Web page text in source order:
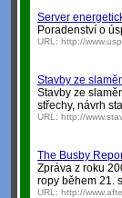
Server
Poradenství o
URL: http://
Stavby ze
Stavby ze
střechy, návrh
URL: http://
The Busby
Zpráva z roku
ropy během 21.
URL: http://